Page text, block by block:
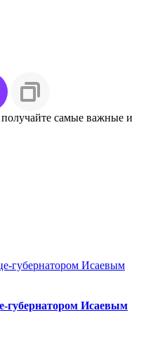
самые важные и
губернатором Исаевым